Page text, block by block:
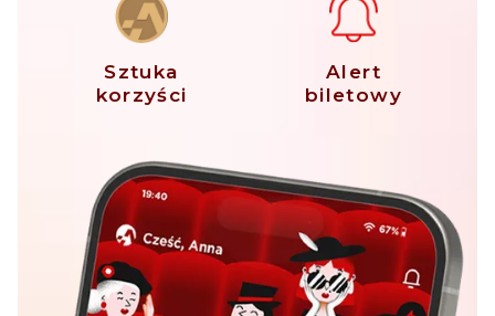
Sztuka
korzyści
Alert
biletowy